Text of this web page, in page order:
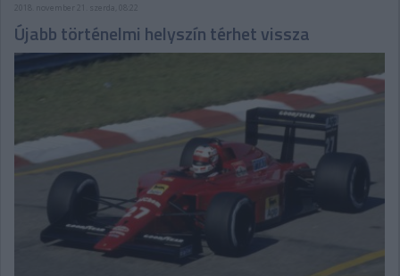
2018. november 21. szerda, 08:22
Újabb történelmi helyszín térhet vissza